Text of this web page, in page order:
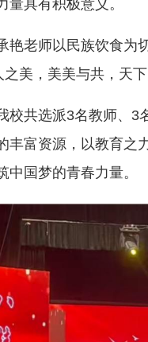
量具有积极意义。
艳老师以民族饮食为
之美，美美与共，天
校共选派3名教师、3
丰富资源，以教育之
中国梦的青春力量。